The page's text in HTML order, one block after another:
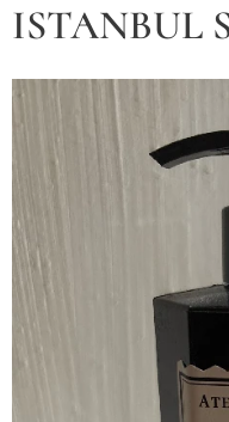
ISTANBUL